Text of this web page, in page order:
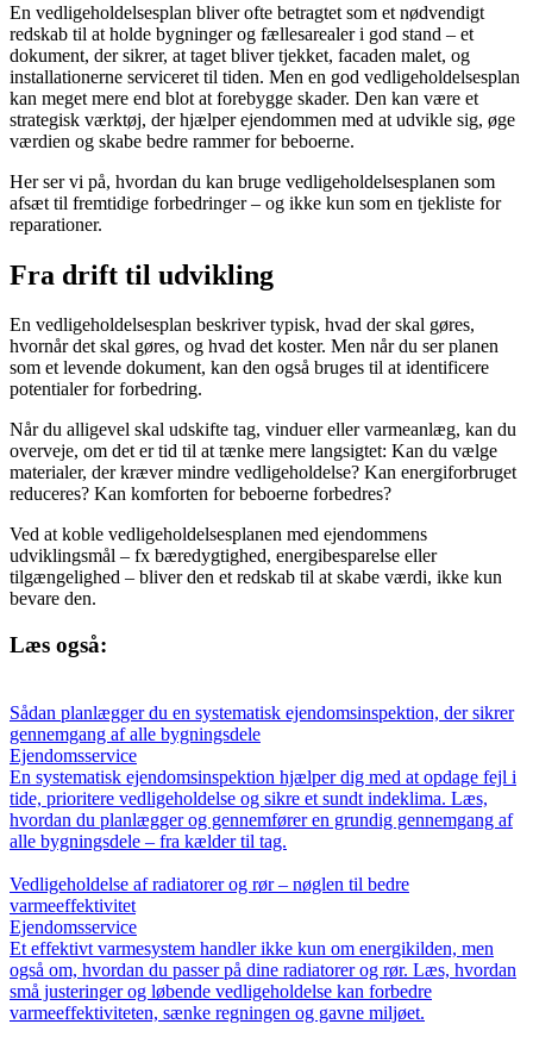
En vedligeholdelsesplan bliver ofte betragtet som et nødvendigt
redskab til at holde bygninger og fællesarealer i god stand – et
dokument, der sikrer, at taget bliver tjekket, facaden malet, og
installationerne serviceret til tiden. Men en god vedligeholdelsesplan
kan meget mere end blot at forebygge skader. Den kan være et
strategisk værktøj, der hjælper ejendommen med at udvikle sig, øge
værdien og skabe bedre rammer for beboerne.
Her ser vi på, hvordan du kan bruge vedligeholdelsesplanen som
afsæt til fremtidige forbedringer – og ikke kun som en tjekliste for
reparationer.
Fra drift til udvikling
En vedligeholdelsesplan beskriver typisk, hvad der skal gøres,
hvornår det skal gøres, og hvad det koster. Men når du ser planen
som et levende dokument, kan den også bruges til at identificere
potentialer for forbedring.
Når du alligevel skal udskifte tag, vinduer eller varmeanlæg, kan du
overveje, om det er tid til at tænke mere langsigtet: Kan du vælge
materialer, der kræver mindre vedligeholdelse? Kan energiforbruget
reduceres? Kan komforten for beboerne forbedres?
Ved at koble vedligeholdelsesplanen med ejendommens
udviklingsmål – fx bæredygtighed, energibesparelse eller
tilgængelighed – bliver den et redskab til at skabe værdi, ikke kun
bevare den.
Læs også:
Sådan planlægger du en systematisk ejendomsinspektion, der sikrer
gennemgang af alle bygningsdele
Ejendomsservice
En systematisk ejendomsinspektion hjælper dig med at opdage fejl i
tide, prioritere vedligeholdelse og sikre et sundt indeklima. Læs,
hvordan du planlægger og gennemfører en grundig gennemgang af
alle bygningsdele – fra kælder til tag.
Vedligeholdelse af radiatorer og rør – nøglen til bedre
varmeeffektivitet
Ejendomsservice
Et effektivt varmesystem handler ikke kun om energikilden, men
også om, hvordan du passer på dine radiatorer og rør. Læs, hvordan
små justeringer og løbende vedligeholdelse kan forbedre
varmeeffektiviteten, sænke regningen og gavne miljøet.